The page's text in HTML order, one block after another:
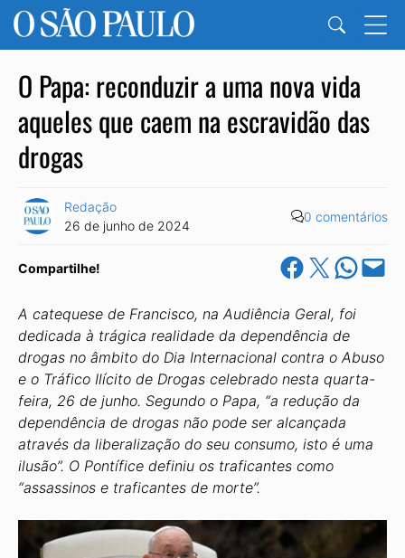
O Papa: reconduzir a uma nova vida
aqueles que caem na escravidão das
drogas
Redação
26 de junho de 2024
0 comentários
Compartilhe! Share on Facebook
Share on X Share on
Email this
A catequese de Francisco, na Audiência Geral, foi
dedicada à trágica realidade da dependência de
drogas no âmbito do Dia Internacional contra o Abuso
e o Tráfico Ilícito de Drogas celebrado nesta quarta-
feira, 26 de junho. Segundo o Papa, “a redução da
dependência de drogas não pode ser alcançada
através da liberalização do seu consumo, isto é uma
ilusão”. O Pontífice definiu os traficantes como
“assassinos e traficantes de morte”.